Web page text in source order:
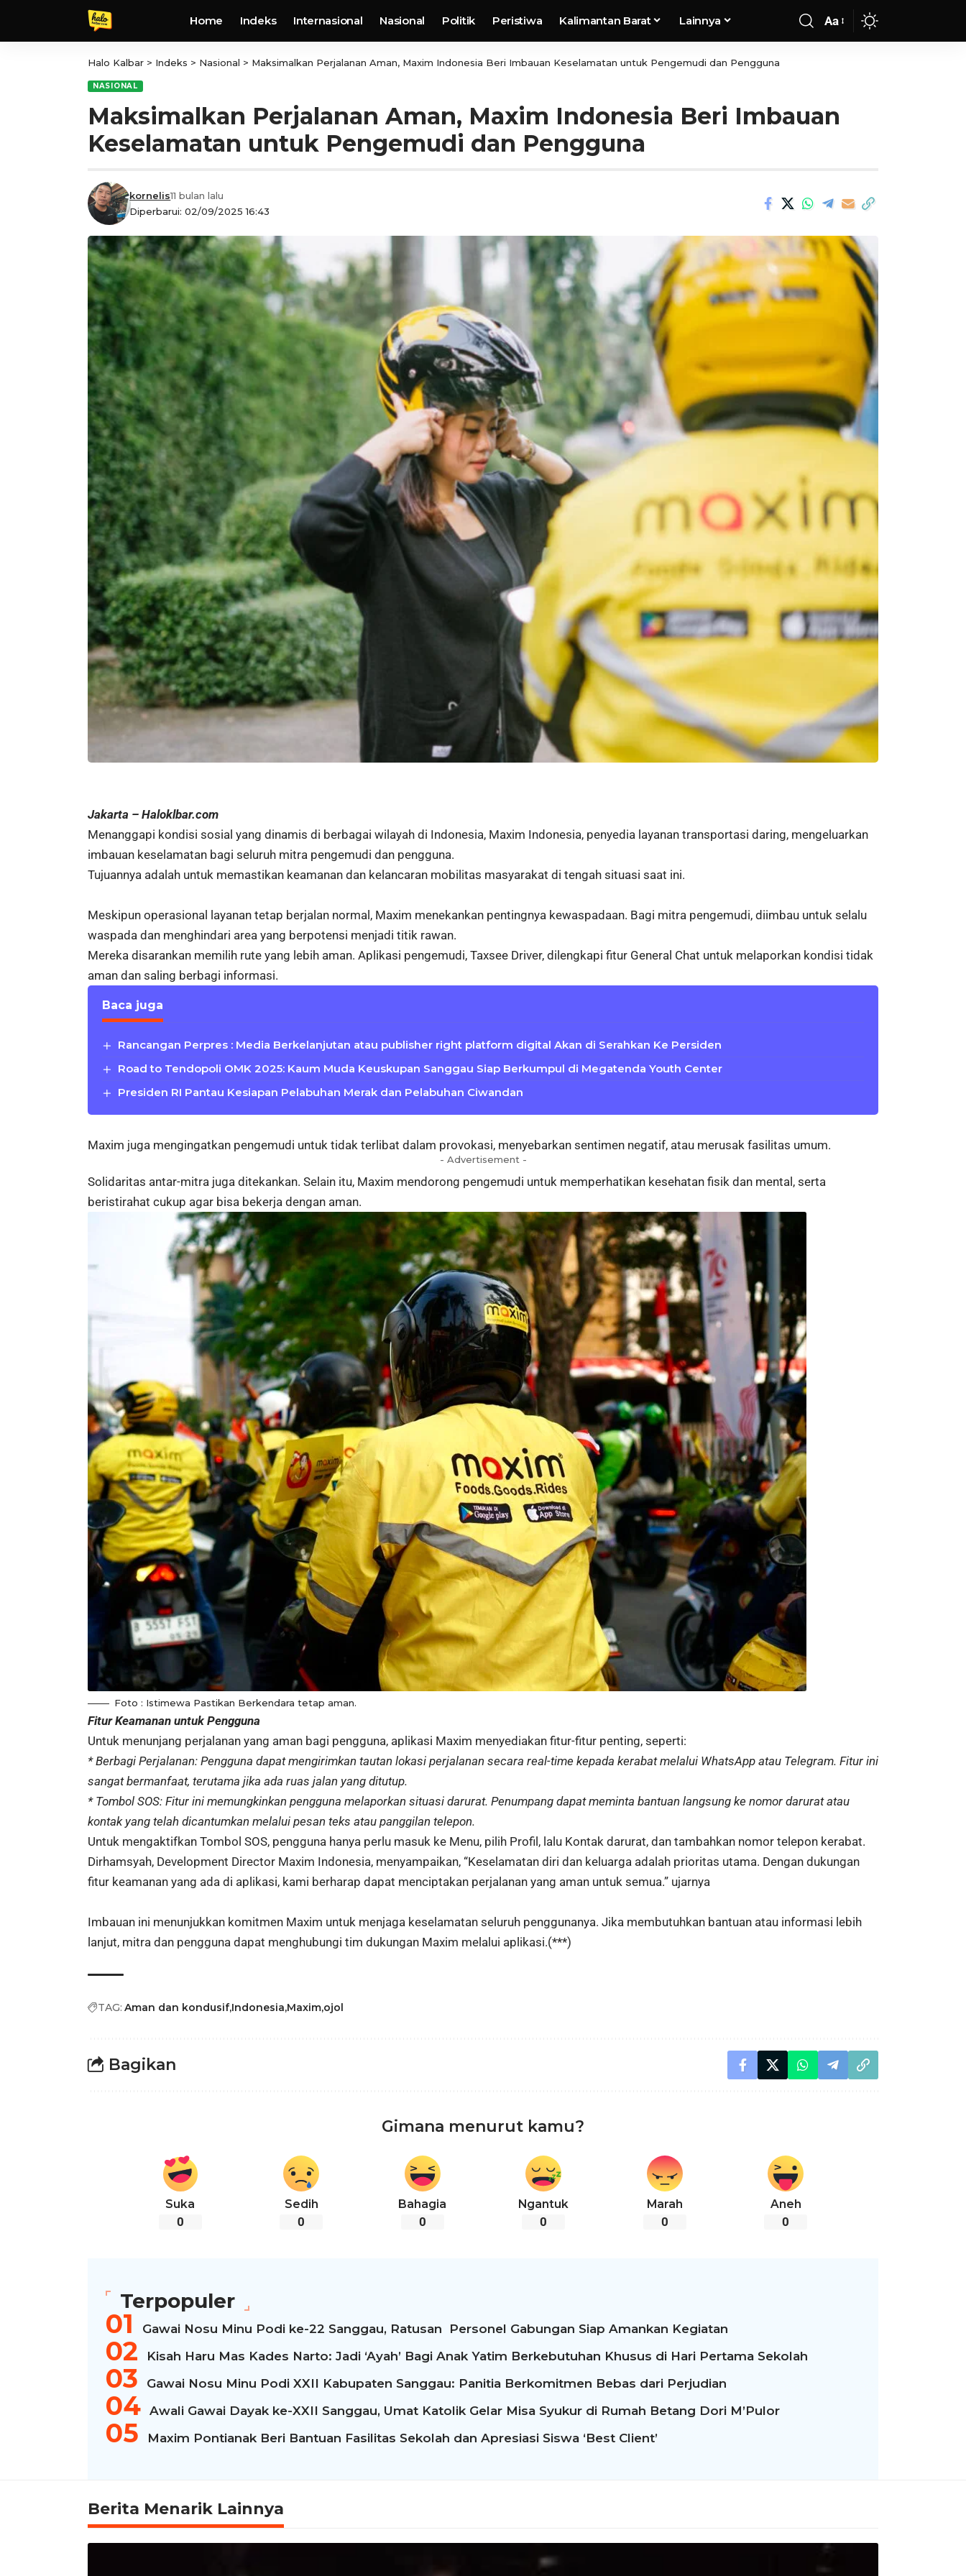
Home Indeks Internasional Nasional Politik Peristiwa Kalimantan Barat Lainnya Aa
Halo Kalbar > Indeks > Nasional > Maksimalkan Perjalanan Aman, Maxim Indonesia Beri Imbauan Keselamatan untuk Pengemudi dan Pengguna
NASIONAL
Maksimalkan Perjalanan Aman, Maxim Indonesia Beri Imbauan
Keselamatan untuk Pengemudi dan Pengguna
Diperbarui: 02/09/2025 16:43
kornelis11 bulan lalu
Jakarta – Haloklbar.com
Menanggapi kondisi sosial yang dinamis di berbagai wilayah di Indonesia, Maxim Indonesia, penyedia layanan transportasi daring, mengeluarkan
imbauan keselamatan bagi seluruh mitra pengemudi dan pengguna.
Tujuannya adalah untuk memastikan keamanan dan kelancaran mobilitas masyarakat di tengah situasi saat ini.
Meskipun operasional layanan tetap berjalan normal, Maxim menekankan pentingnya kewaspadaan. Bagi mitra pengemudi, diimbau untuk selalu
waspada dan menghindari area yang berpotensi menjadi titik rawan.
Mereka disarankan memilih rute yang lebih aman. Aplikasi pengemudi, Taxsee Driver, dilengkapi fitur General Chat untuk melaporkan kondisi tidak
aman dan saling berbagi informasi.
Baca juga
Rancangan Perpres : Media Berkelanjutan atau publisher right platform digital Akan di Serahkan Ke Persiden
Road to Tendopoli OMK 2025: Kaum Muda Keuskupan Sanggau Siap Berkumpul di Megatenda Youth Center
Presiden RI Pantau Kesiapan Pelabuhan Merak dan Pelabuhan Ciwandan
Maxim juga mengingatkan pengemudi untuk tidak terlibat dalam provokasi, menyebarkan sentimen negatif, atau merusak fasilitas umum.
- Advertisement -
Solidaritas antar-mitra juga ditekankan. Selain itu, Maxim mendorong pengemudi untuk memperhatikan kesehatan fisik dan mental, serta
beristirahat cukup agar bisa bekerja dengan aman.
Foto : Istimewa Pastikan Berkendara tetap aman.
Fitur Keamanan untuk Pengguna
Untuk menunjang perjalanan yang aman bagi pengguna, aplikasi Maxim menyediakan fitur-fitur penting, seperti:
* Berbagi Perjalanan: Pengguna dapat mengirimkan tautan lokasi perjalanan secara real-time kepada kerabat melalui WhatsApp atau Telegram. Fitur ini
sangat bermanfaat, terutama jika ada ruas jalan yang ditutup.
* Tombol SOS: Fitur ini memungkinkan pengguna melaporkan situasi darurat. Penumpang dapat meminta bantuan langsung ke nomor darurat atau
kontak yang telah dicantumkan melalui pesan teks atau panggilan telepon.
Untuk mengaktifkan Tombol SOS, pengguna hanya perlu masuk ke Menu, pilih Profil, lalu Kontak darurat, dan tambahkan nomor telepon kerabat.
Dirhamsyah, Development Director Maxim Indonesia, menyampaikan, “Keselamatan diri dan keluarga adalah prioritas utama. Dengan dukungan
fitur keamanan yang ada di aplikasi, kami berharap dapat menciptakan perjalanan yang aman untuk semua.” ujarnya
Imbauan ini menunjukkan komitmen Maxim untuk menjaga keselamatan seluruh penggunanya. Jika membutuhkan bantuan atau informasi lebih
lanjut, mitra dan pengguna dapat menghubungi tim dukungan Maxim melalui aplikasi.(***)
TAG: Aman dan kondusif Indonesia Maxim ojol
Bagikan
Gimana menurut kamu?
Suka
0
Sedih
0
Bahagia
0
Ngantuk
0
Marah
0
Aneh
0
Terpopuler
Gawai Nosu Minu Podi ke-22 Sanggau, Ratusan Personel Gabungan Siap Amankan Kegiatan
Kisah Haru Mas Kades Narto: Jadi ‘Ayah’ Bagi Anak Yatim Berkebutuhan Khusus di Hari Pertama Sekolah
Gawai Nosu Minu Podi XXII Kabupaten Sanggau: Panitia Berkomitmen Bebas dari Perjudian
Awali Gawai Dayak ke-XXII Sanggau, Umat Katolik Gelar Misa Syukur di Rumah Betang Dori M’Pulor
Maxim Pontianak Beri Bantuan Fasilitas Sekolah dan Apresiasi Siswa ‘Best Client’
Berita Menarik Lainnya